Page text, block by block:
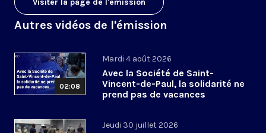
Visiter la page de l'émission
Autres vidéos de l'émission
02:08
Mardi 4 août 2026
Avec la Société de Saint-
Vincent-de-Paul, la solidarité ne
prend pas de vacances
Jeudi 30 juillet 2026